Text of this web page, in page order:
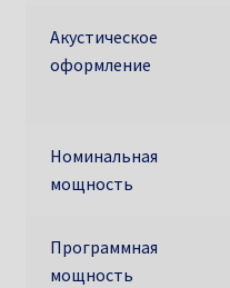
Акустическое
оформление
Номинальная
мощность
Программная
мощность